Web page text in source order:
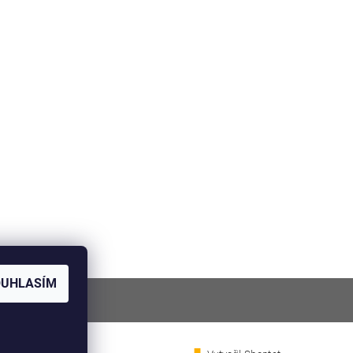
V BRNĚ